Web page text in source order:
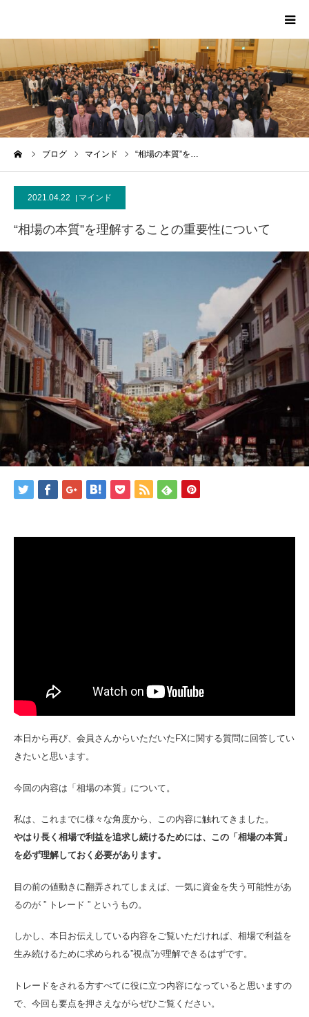
ブログ マインド “相場の本質”を…
2021.04.22 マインド
“相場の本質”を理解することの重要性について
本日から再び、会員さんからいただいたFXに関する質問に回答してい
きたいと思います。
今回の内容は「相場の本質」について。
私は、これまでに様々な角度から、この内容に触れてきました。
やはり長く相場で利益を追求し続けるためには、この「相場の本質」
を必ず理解しておく必要があります。
目の前の値動きに翻弄されてしまえば、一気に資金を失う可能性があ
るのが ” トレード ” というもの。
しかし、本日お伝えしている内容をご覧いただければ、相場で利益を
生み続けるために求められる”視点”が理解できるはずです。
トレードをされる方すべてに役に立つ内容になっていると思いますの
で、今回も要点を押さえながらぜひご覧ください。
PROFILE
SCA